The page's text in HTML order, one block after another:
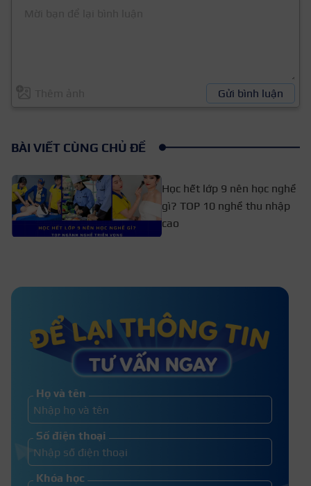
Gửi bình luận
BÀI VIẾT CÙNG CHỦ ĐỀ
Học hết lớp 9 nên học nghề
gì? TOP 10 nghề thu nhập
cao
Trượt tốt nghiệp cấp 2 có được
thi lại không?
không? Thì nên làm gì?
Họ và tên
Số điện thoại
Khóa học